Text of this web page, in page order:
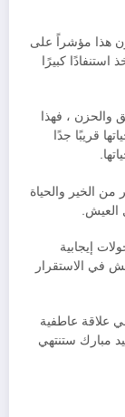
هذا مؤشراً على
استنفادًا كبيرًا
والحزن ، فهذا
قريبًا جدًا
الخير والحياة
العيش.
إيجابية
في الاستقرار
علاقة عاطفية
مبارك ستنتهي